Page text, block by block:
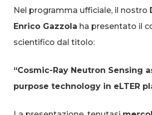
Nel programma ufficiale, il nostro
Enrico Gazzola ha presentato il
scientifico dal titolo:
“Cosmic-Ray Neutron Sensing
purpose technology in eLTER